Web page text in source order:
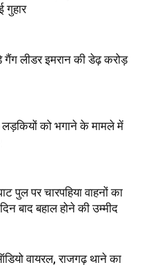
गुहार
गैंग लीडर इमरान की डेढ़ करोड़
लड़कियों को भगाने के मामले में
पुल पर चारपहिया वाहनों का
बाद बहाल होने की उम्मीद
वायरल, राजगढ़ थाने का